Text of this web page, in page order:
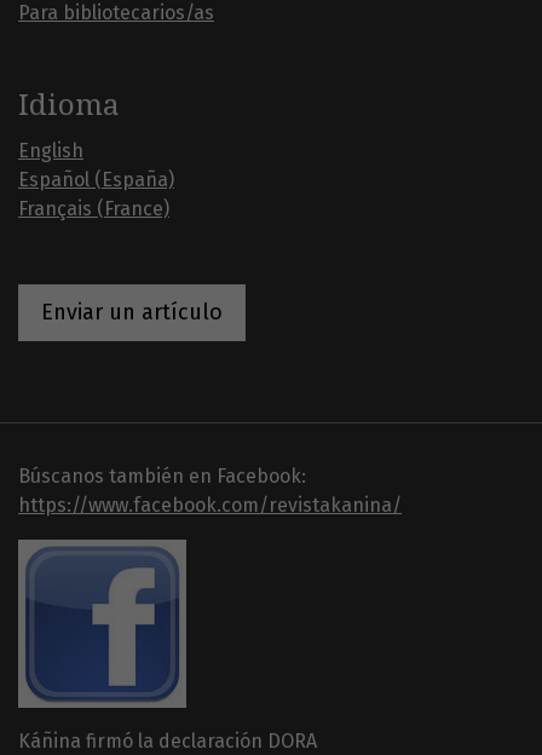
Para bibliotecarios/as
Idioma
English
Español (España)
Français (France)
Enviar un artículo
Búscanos también en Facebook:
https://www.facebook.com/revistakanina/
Káñina firmó la declaración DORA